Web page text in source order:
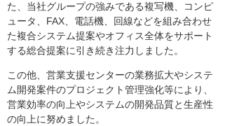
た、当社グループの強みである複写機、コンピ
ュータ、FAX、電話機、回線などを組み合わせ
た複合システム提案やオフィス全体をサポート
する総合提案に引き続き注力しました。
この他、営業支援センターの業務拡大やシステ
ム開発案件のプロジェクト管理強化等により、
営業効率の向上やシステムの開発品質と生産性
の向上に努めました。